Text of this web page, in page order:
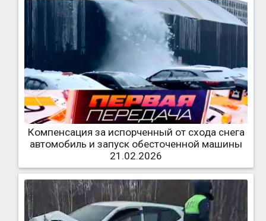
Компенсация за испорченный от схода снега
автомобиль и запуск обесточенной машины
21.02.2026